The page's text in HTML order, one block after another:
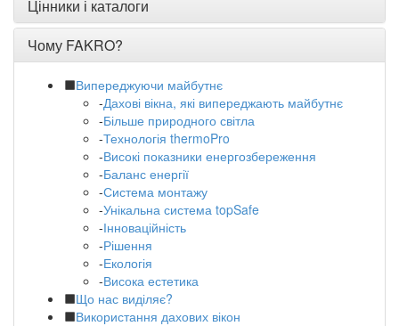
Цінники і каталоги
Чому FAKRO?
Випереджуючи майбутнє
-Дахові вікна, які випереджають майбутнє
-Більше природного світла
-Технологія thermoPro
-Високі показники енергозбереження
-Баланс енергії
-Система монтажу
-Унікальна система topSafe
-Інноваційність
-Рішення
-Екологія
-Висока естетика
Що нас виділяє?
Використання дахових вікон